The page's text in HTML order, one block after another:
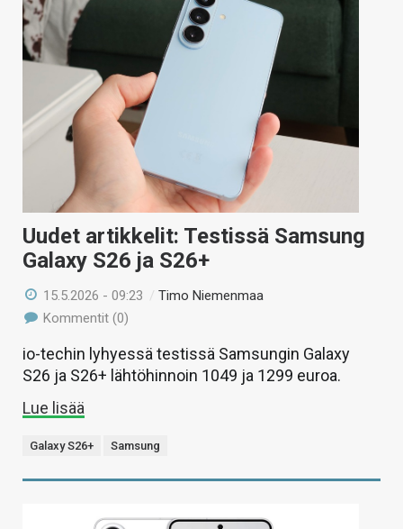
Uudet artikkelit: Testissä Samsung
Galaxy S26 ja S26+
15.5.2026 - 09:23 /Timo Niemenmaa
Kommentit (0)
io-techin lyhyessä testissä Samsungin Galaxy
S26 ja S26+ lähtöhinnoin 1049 ja 1299 euroa.
Lue lisää
Galaxy S26+ Samsung